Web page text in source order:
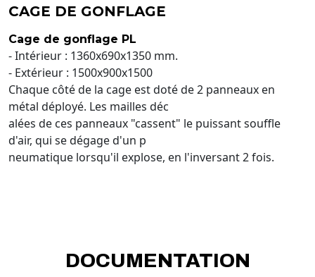
CAGE DE GONFLAGE
Cage de gonflage PL
- Intérieur : 1360x690x1350 mm.
- Extérieur : 1500x900x1500
Chaque côté de la cage est doté de 2 panneaux en
métal déployé. Les mailles déc
alées de ces panneaux "cassent" le puissant souffle
d'air, qui se dégage d'un p
neumatique lorsqu'il explose, en l'inversant 2 fois.
DOCUMENTATION